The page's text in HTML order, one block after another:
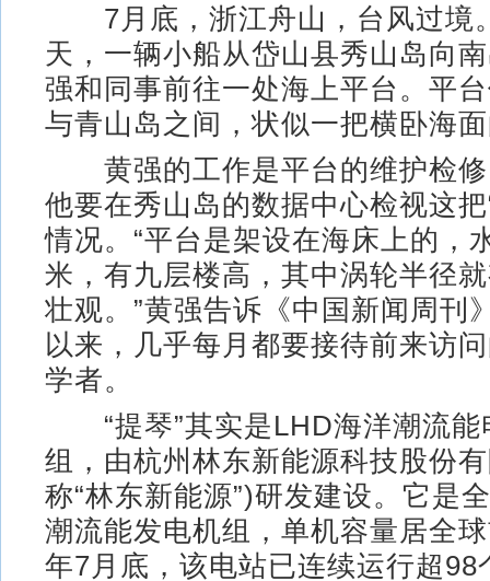
7月底，浙江舟山，台风过境
天，一辆小船从岱山县秀山岛向
强和同事前往一处海上平台。平
与青山岛之间，状似一把横卧海
黄强的工作是平台的维护检修
他要在秀山岛的数据中心检视这把
情况。“平台是架设在海床上的，
米，有九层楼高，其中涡轮半径
壮观。”黄强告诉《中国新闻周刊
以来，几乎每月都要接待前来访
学者。
“提琴”其实是LHD海洋潮流能
组，由杭州林东新能源科技股份
称“林东新能源”)研发建设。它是
潮流能发电机组，单机容量居全
年7月底，该电站已连续运行超98